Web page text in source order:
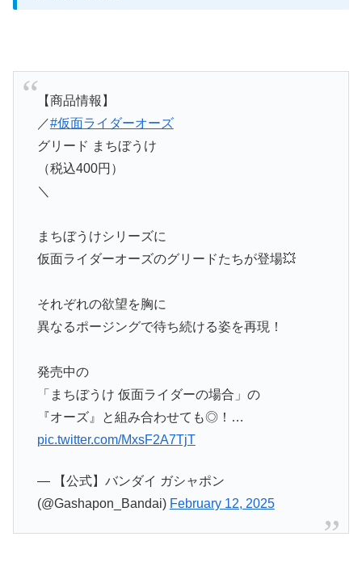
【商品情報】
／#仮面ライダーオーズ
グリード まちぼうけ
（税込400円）
＼
まちぼうけシリーズに
仮面ライダーオーズのグリードたちが登場💥
それぞれの欲望を胸に
異なるポージングで待ち続ける姿を再現！
発売中の
「まちぼうけ 仮面ライダーの場合」の
『オーズ』と組み合わせても◎！…
pic.twitter.com/MxsF2A7TjT
— 【公式】バンダイ ガシャポン
(@Gashapon_Bandai) February 12, 2025